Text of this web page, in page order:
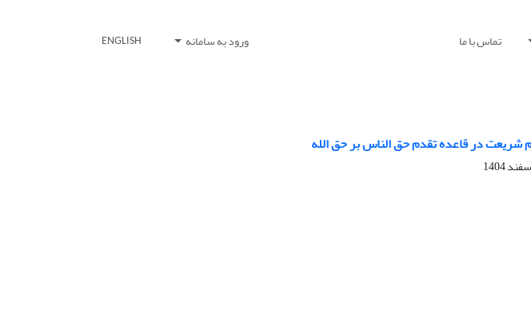
تماس با ما ورود به سامانه ENGLISH
شریعت در قاعده تقدم حق الناس بر حق الله